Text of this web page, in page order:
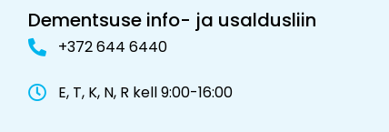
Dementsuse info- ja usaldusliin
+372 644 6440
E, T, K, N, R kell 9:00-16:00